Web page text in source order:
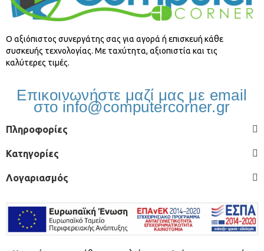
O αξιόπιστος συνεργάτης σας για αγορά ή επισκευή κάθε
συσκευής τεχνολογίας. Με ταχύτητα, αξιοπιστία και τις
καλύτερες τιμές.
Επικοινωνήστε μαζί μας με email
στο info@computercorner.gr
Πληροφορίες
Κατηγορίες
Λογαριασμός